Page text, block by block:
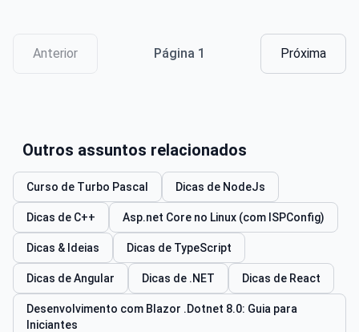
Anterior Página 1 Próxima
Outros assuntos relacionados
Curso de Turbo Pascal Dicas de NodeJs
Dicas de C++ Asp.net Core no Linux (com ISPConfig)
Dicas & Ideias Dicas de TypeScript
Dicas de Angular Dicas de .NET Dicas de React
Desenvolvimento com Blazor .Dotnet 8.0: Guia para
Iniciantes